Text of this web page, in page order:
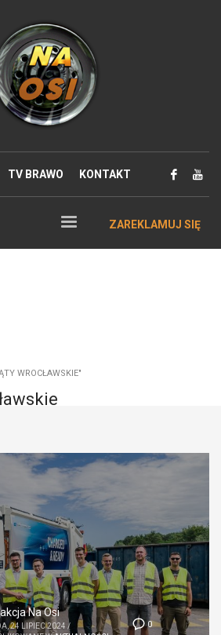
TV BRAWO KONTAKT
ZAREKLAMUJ SIĘ
WROCŁAWSKIE"
0
Na Osi
24 LIPIEC 2024 /